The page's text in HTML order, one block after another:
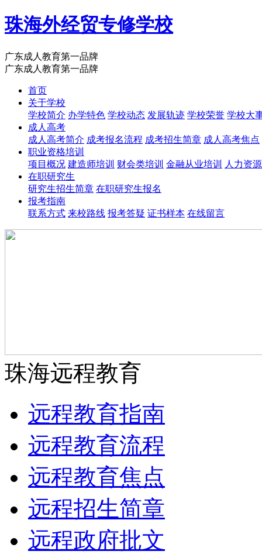
珠海外经贸专修学校
广东成人教育第一品牌
广东成人教育第一品牌
首页
关于学校
学校简介 办学特色 学校动态 发展轨迹 学校荣誉 学校大
成人高考
成人高考简介 成考报名流程 成考招生简章 成人高考焦点
职业资格培训
项目概况 建造师培训 财会类培训 金融从业培训
人力资
在职研究生
研究生招生简章 在职研究生报名
报考指南
联系方式 来校路线 报考答疑 证书样本 在线留言
珠海远程教育
远程教育指南
远程教育流程
远程教育焦点
远程招生简章
远程政府批文